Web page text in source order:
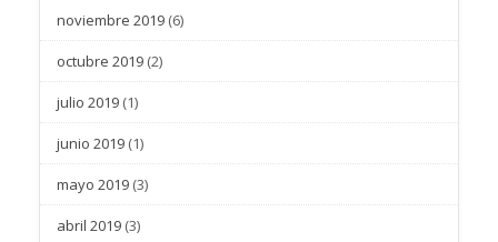
noviembre 2019 (6)
octubre 2019 (2)
julio 2019 (1)
junio 2019 (1)
mayo 2019 (3)
abril 2019 (3)